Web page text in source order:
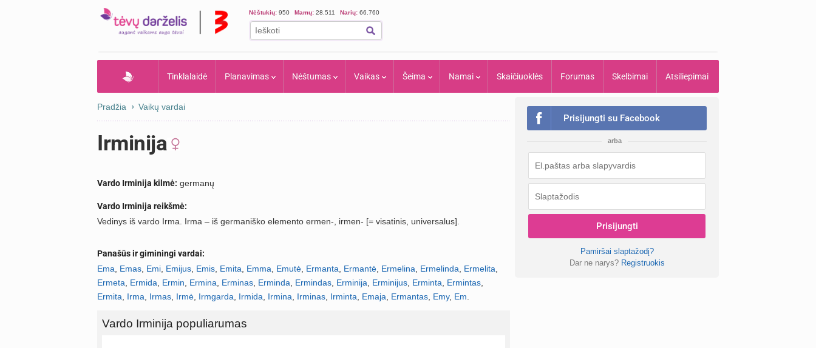
Nėštukių: 950 Mamų: 28.511 Narių: 66.760
Tinklalaidė Planavimas Nėštumas Vaikas Šeima Namai Skaičiuoklės Forumas Skelbimai Atsiliepimai
Pradžia Vaikų vardai
Irminija
Vardo Irminija kilmė: germanų
Vardo Irminija reikšmė:
Vedinys iš vardo Irma. Irma – iš germaniško elemento ermen-, irmen- [= visatinis, universalus].
Panašūs ir giminingi vardai:
Ema
Emas Emi Emijus Emis Emita Emma Emutė Ermanta Ermantė Ermelina Ermelinda Ermelita
Ermeta
Ermida Ermin Ermina Erminas Erminda Ermindas Erminija Erminijus Erminta Ermintas
Ermita
Irma Irmas Irmė Irmgarda Irmida Irmina Irminas Irminta Emaja Ermantas Emy, Em
Vardo Irminija populiarumas
Prisijungti su Facebook
arba
Prisijungti
Pamiršai slaptažodį?
Dar ne narys? Registruokis